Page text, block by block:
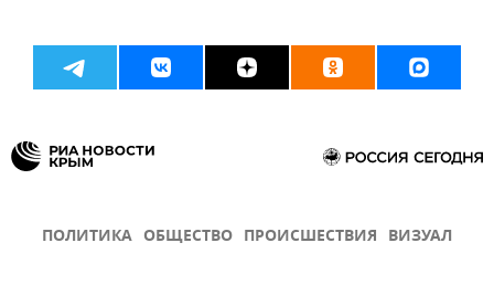
ПОЛИТИКА ОБЩЕСТВО ПРОИСШЕСТВИЯ ВИЗУАЛ